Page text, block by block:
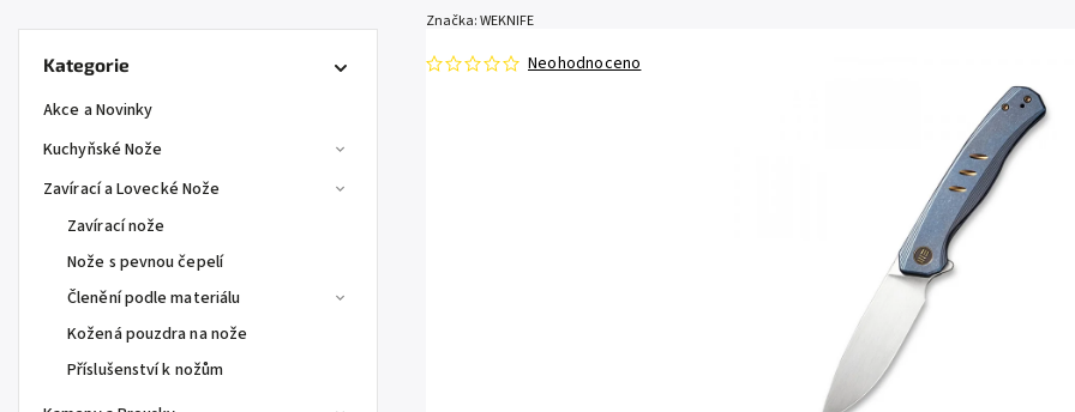
Kategorie
Akce a Novinky
Kuchyňské Nože
Zavírací a Lovecké Nože
Zavírací nože
Nože s pevnou čepelí
Členění podle materiálu
Kožená pouzdra na nože
Příslušenství k nožům
Neohodnoceno
Značka:WEKNIFE